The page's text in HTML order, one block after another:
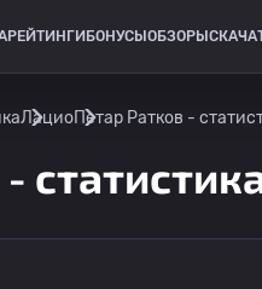
РЕЙТИНГИ БОНУСЫ ОБЗОРЫ
ЛациоПетар Ратков -